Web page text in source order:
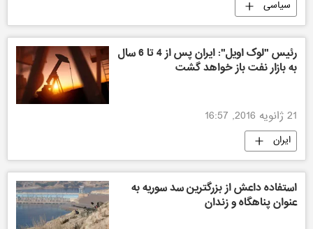
سیاسی
رئیس "لوک اویل": ایران پس از 4 تا 6 سال
به بازار نفت باز خواهد گشت
21 ژانویه 2016, 16:57
ایران
استفاده داعش از بزرگترین سد سوریه به
عنوان پناهگاه و زندان